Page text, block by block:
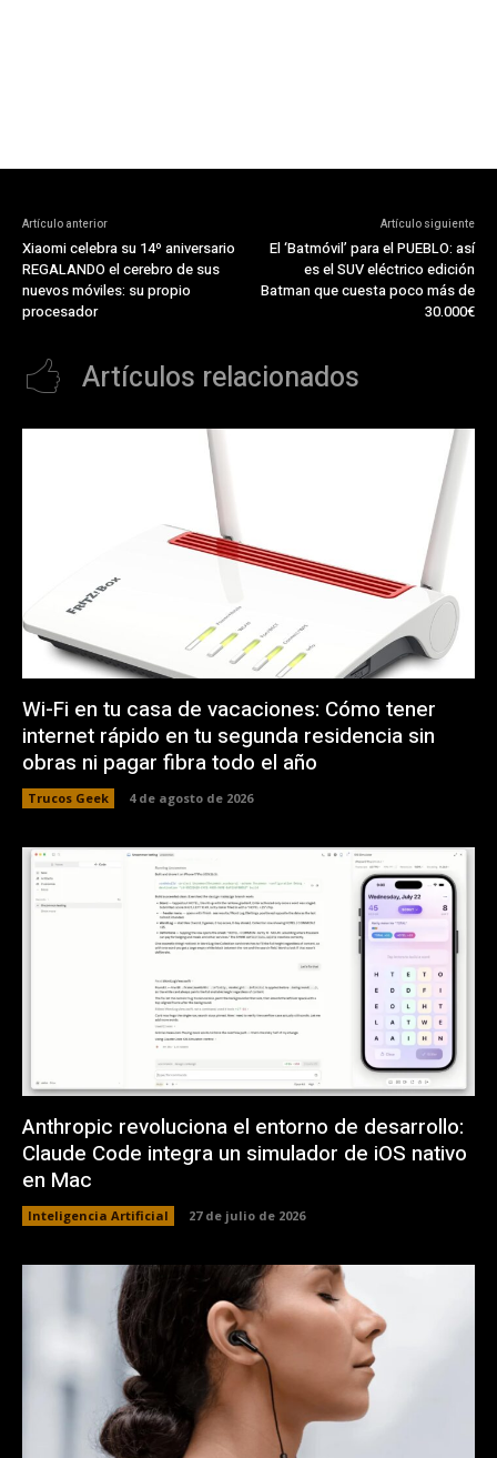
Artículo anterior
Xiaomi celebra su 14º aniversario
REGALANDO el cerebro de sus
nuevos móviles: su propio
procesador
Artículo siguiente
El ‘Batmóvil’ para el PUEBLO: así
es el SUV eléctrico edición
Batman que cuesta poco más de
30.000€
Artículos relacionados
Wi-Fi en tu casa de vacaciones: Cómo tener
internet rápido en tu segunda residencia sin
obras ni pagar fibra todo el año
Trucos Geek 4 de agosto de 2026
Anthropic revoluciona el entorno de desarrollo:
Claude Code integra un simulador de iOS nativo
en Mac
Inteligencia Artificial 27 de julio de 2026